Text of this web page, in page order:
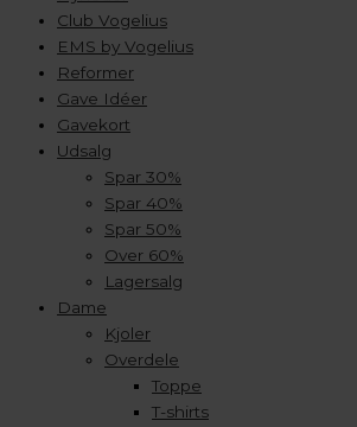
Club Vogelius
EMS by Vogelius
Reformer
Gave Idéer
Gavekort
Udsalg
Spar 30%
Spar 40%
Spar 50%
Over 60%
Lagersalg
Dame
Kjoler
Overdele
Toppe
T-shirts